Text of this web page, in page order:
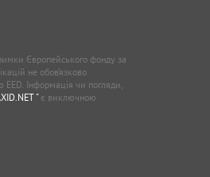
Європейського фонду за
не обов’язково
EED. Інформація чи погляди,
"є виключною